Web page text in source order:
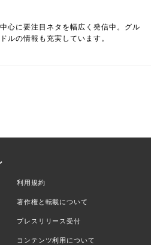
心に要注目ネタを幅広く発信中。グル
ルの情報も充実しています。
利用規約
著作権と転載について
プレスリリース受付
コンテンツ利用について